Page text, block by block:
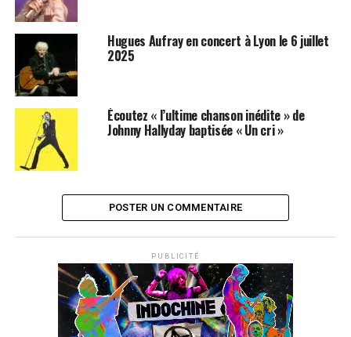
SUJETS ASSOCIÉS:
Hugues Aufray en concert à Lyon le 6 juillet
2025
Écoutez « l’ultime chanson inédite » de
Johnny Hallyday baptisée « Un cri »
POSTER UN COMMENTAIRE
PUBLICITÉ